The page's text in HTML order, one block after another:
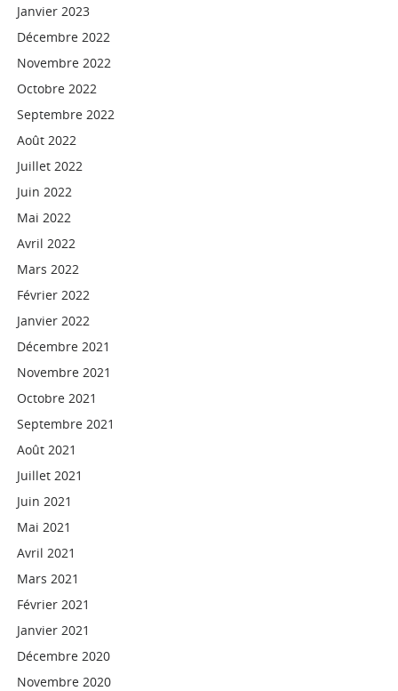
Janvier 2023
Décembre 2022
Novembre 2022
Octobre 2022
Septembre 2022
Août 2022
Juillet 2022
Juin 2022
Mai 2022
Avril 2022
Mars 2022
Février 2022
Janvier 2022
Décembre 2021
Novembre 2021
Octobre 2021
Septembre 2021
Août 2021
Juillet 2021
Juin 2021
Mai 2021
Avril 2021
Mars 2021
Février 2021
Janvier 2021
Décembre 2020
Novembre 2020